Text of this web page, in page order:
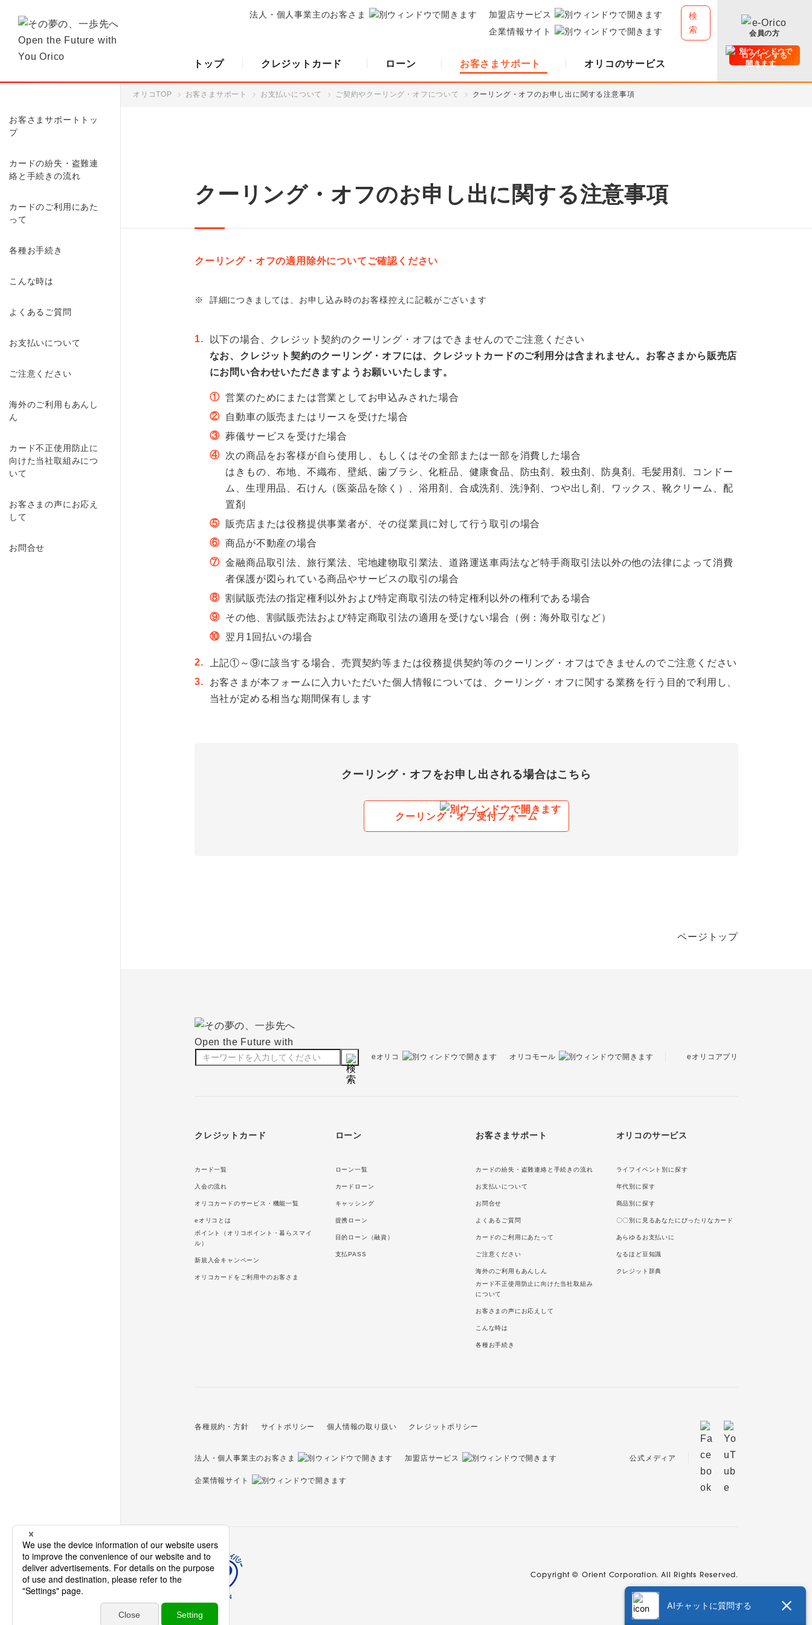
法人・個人事業主のお客さま
加盟店サービス
企業情報サイト
検
索
トップ クレジットカード ローン お客さまサポート オリコのサービス
会員の方
ログインする
お客さまサポートトッ
プ
カードの紛失・盗難連
絡と手続きの流れ
カードのご利用にあた
って
各種お手続き
こんな時は
よくあるご質問
お支払いについて
ご注意ください
海外のご利用もあんし
ん
カード不正使用防止に
向けた当社取組みにつ
いて
お客さまの声にお応え
して
お問合せ
オリコTOP お客さまサポート お支払いについて ご契約やクーリング・オフについて クーリング・オフのお申し出に関する注意事項
クーリング・オフのお申し出に関する注意事項
クーリング・オフの適用除外についてご確認ください
※ 詳細につきましては、お申し込み時のお客様控えに記載がございます
1.
以下の場合、クレジット契約のクーリング・オフはできませんのでご注意ください
なお、クレジット契約のクーリング・オフには、クレジットカードのご利用分は含まれません。お客さまから販売店
にお問い合わせいただきますようお願いいたします。
① 営業のためにまたは営業としてお申込みされた場合
②
自動車の販売またはリースを受けた場合
③ 葬儀サービスを受けた場合
④
次の商品をお客様が自ら使用し、もしくはその全部または一部を消費した場合
はきもの、布地、不織布、壁紙、歯ブラシ、化粧品、健康食品、防虫剤、殺虫剤、防臭剤、毛髪用剤、コンドー
ム、生理用品、石けん（医薬品を除く）、浴用剤、合成洗剤、洗浄剤、つや出し剤、ワックス、靴クリーム、配
置剤
⑤
販売店または役務提供事業者が、その従業員に対して行う取引の場合
⑥ 商品が不動産の場合
⑦ 金融商品取引法、旅行業法、宅地建物取引業法、道路運送車両法など特手商取引法以外の他の法律によって消費
者保護が図られている商品やサービスの取引の場合
⑧ 割賦販売法の指定権利以外および特定商取引法の特定権利以外の権利である場合
⑨
その他、割賦販売法および特定商取引法の適用を受けない場合（例：海外取引など）
⑩
翌月1回払いの場合
2.
上記①～⑨に該当する場合、売買契約等または役務提供契約等のクーリング・オフはできませんのでご注意ください
3.
お客さまが本フォームに入力いただいた個人情報については、クーリング・オフに関する業務を行う目的で利用し、
当社が定める相当な期間保有します
クーリング・オフをお申し出される場合はこちら
クーリング・オフ受付フォーム
ページトップ
クレジットカード
カード一覧
入会の流れ
オリコカードのサービス・機能一覧
eオリコとは
ポイント（オリコポイント・暮らスマイ
ル）
新規入会キャンペーン
オリコカードをご利用中のお客さま
ローン
ローン一覧
カードローン
キャッシング
提携ローン
目的ローン（融資）
支払PASS
お客さまサポート
カードの紛失・盗難連絡と手続きの流れ
お支払いについて
お問合せ
よくあるご質問
カードのご利用にあたって
ご注意ください
海外のご利用もあんしん
カード不正使用防止に向けた当社取組み
について
お客さまの声にお応えして
こんな時は
各種お手続き
オリコのサービス
ライフイベント別に探す
年代別に探す
商品別に探す
〇〇別に見るあなたにぴったりなカード
あらゆるお支払いに
なるほど豆知識
クレジット辞典
eオリコ オリコモール eオリコアプリ
法人・個人事業主のお客さま 加盟店サービス
企業情報サイト
公式メディア
各種規約・方針 サイトポリシー 個人情報の取り扱い クレジットポリシー
Copyright © Orient Corporation. All Rights Reserved.